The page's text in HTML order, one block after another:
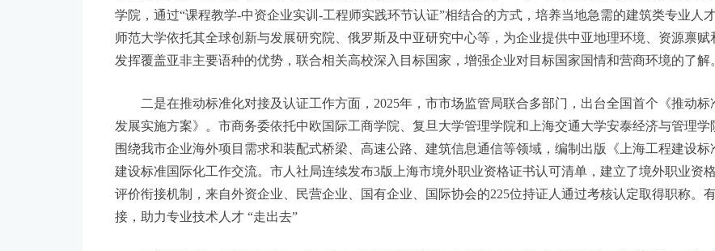
定其他配套政策等工作方面成效明显，主要有：
一是在培育国际化建筑业专业人才方面，上海目前共有6所高校开设共计14个建筑类本科专业点，主要
学院，通过“课程教学-中资企业实训-工程师实践环节认证”相结合的方式，培养当地急需的建筑类专业
师范大学依托其全球创新与发展研究院、俄罗斯及中亚研究中心等，为企业提供中亚地理环境、资源禀
发挥覆盖亚非主要语种的优势，联合相关高校深入目标国家，增强企业对目标国家国情和营商环境的了解
二是在推动标准化对接及认证工作方面，2025年，市市场监管局联合多部门，出台全国首个《推动标
发展实施方案》。市商务委依托中欧国际工商学院、复旦大学管理学院和上海交通大学安泰经济与管理学